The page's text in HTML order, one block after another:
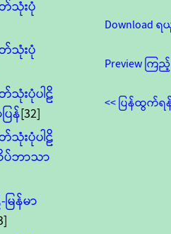
သုံးပုံ
သုံးပုံ
သုံးပုံပါဠိ
ြန်[32]
သုံးပုံပါဠိ
ပ်ဘာသာ
ြန်မာ
Download
Preview ကြ
<< ပြန်ထွက်ရ